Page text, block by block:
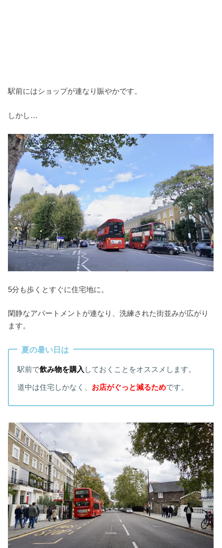
駅前にはショップが連なり賑やかです。
しかし…
5分も歩くとすぐに住宅地に。
閑静なアパートメントが連なり、洗練された街並みが広がり
ます。
夏の暑い日は
駅前で飲み物を購入 しておくことをオススメします。
道中は住宅しかなく、 お店がぐっと減るためです。